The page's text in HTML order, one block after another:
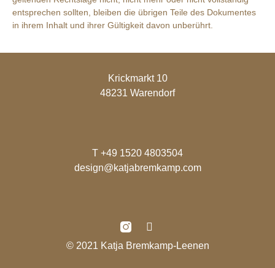
entsprechen sollten, bleiben die übrigen Teile des Dokumentes
in ihrem Inhalt und ihrer Gültigkeit davon unberührt.
Krickmarkt 10
48231 Warendorf
T +49 1520 4803504
design@katjabremkamp.com
© 2021 Katja Bremkamp-Leenen